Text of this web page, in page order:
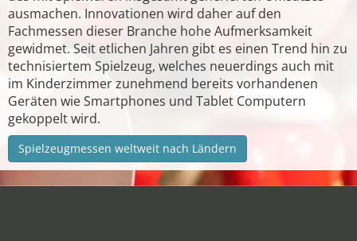
ausmachen. Innovationen wird daher auf den
Fachmessen dieser Branche hohe Aufmerksamkeit
gewidmet. Seit etlichen Jahren gibt es einen Trend hin zu
technisiertem Spielzeug, welches neuerdings auch mit
im Kinderzimmer zunehmend bereits vorhandenen
Geräten wie Smartphones und Tablet Computern
gekoppelt wird.
Spielzeugmessen weltweit nach Ländern